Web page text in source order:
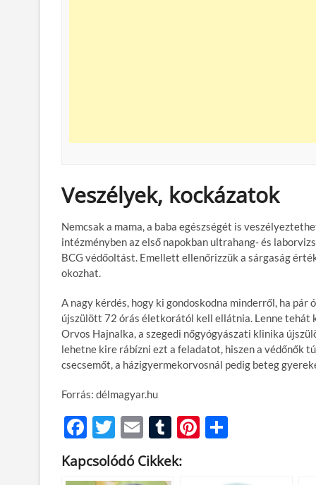
Veszélyek, kockázatok
Nemcsak a mama, a baba egészségét is
intézményben az első napokban ultrahang- és
BCG védőoltást. Emellett ellenőrizzük a sárgaság
okozhat.
A nagy kérdés, hogy ki gondoskodna minderről, ha
újszülött 72 órás életkorától kell ellátnia. Lenne tehát
Orvos Hajnalka, a szegedi nőgyógyászati klinika
lehetne kire rábízni ezt a feladatot, hiszen a védőnők
csecsemőt, a házigyermekorvosnál pedig beteg
Forrás: délmagyar.hu
F
ac
e
T
w
itt
E
m
ail
T
u
m
Pi
Kapcsolódó Cikkek: